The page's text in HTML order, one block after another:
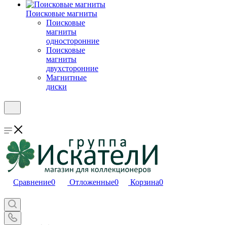
Поисковые магниты
Поисковые
магниты
односторонние
Поисковые
магниты
двухсторонние
Магнитные
диски
Сравнение0 Отложенные0 Корзина0